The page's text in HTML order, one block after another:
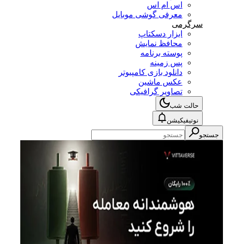
اس ام اس
معرفی گوشی موبایل
سرگرمی
ابزار دسکتاپ
محافظ نمایش
پوسته برنامه
پس زمینه
دانلود بازی کامپیوتر
عکس ماشین
تصاویر گرافیکی
حالت شب
نوتیفیکیشن
جستجو